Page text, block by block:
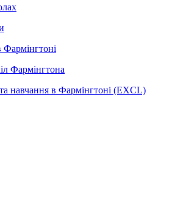
Фармінгтоні
Фармінгтона
навчання в Фармінгтоні (EXCL)